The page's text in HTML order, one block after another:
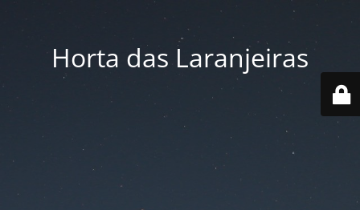
Horta das Laranjeiras